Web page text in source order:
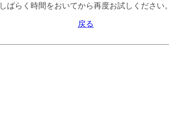
しばらく時間をおいてから再度お試しください。
戻る